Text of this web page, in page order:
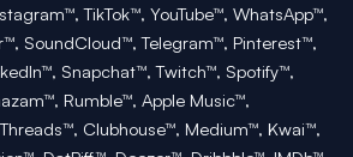
TikTok™, YouTube™, WhatsApp™,
SoundCloud™, Telegram™, Pinterest™,
Snapchat™, Twitch™, Spotify™,
Rumble™, Apple Music™,
Clubhouse™, Medium™, Kwai™,